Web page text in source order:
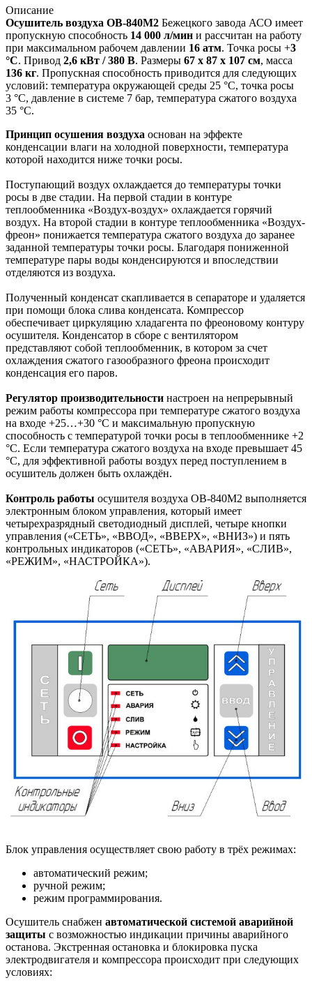
Описание
Осушитель воздуха ОВ-840М2 Бежецкого завода АСО имеет
пропускную способность 14 000 л/мин и рассчитан на работу
при максимальном рабочем давлении 16 атм. Точка росы +3
°C. Привод 2,6 кВт / 380 В. Размеры 67 х 87 х 107 см, масса
136 кг. Пропускная способность приводится для следующих
условий: температура окружающей среды 25 °С, точка росы
3 °С, давление в системе 7 бар, температура сжатого воздуха
35 °С.
Принцип осушения воздуха основан на эффекте
конденсации влаги на холодной поверхности, температура
которой находится ниже точки росы.
Поступающий воздух охлаждается до температуры точки
росы в две стадии. На первой стадии в контуре
теплообменника «Воздух-воздух» охлаждается горячий
воздух. На второй стадии в контуре теплообменника «Воздух-
фреон» понижается температура сжатого воздуха до заранее
заданной температуры точки росы. Благодаря пониженной
температуре пары воды конденсируются и впоследствии
отделяются из воздуха.
Полученный конденсат скапливается в сепараторе и удаляется
при помощи блока слива конденсата. Компрессор
обеспечивает циркуляцию хладагента по фреоновому контуру
осушителя. Конденсатор в сборе с вентилятором
представляют собой теплообменник, в котором за счет
охлаждения сжатого газообразного фреона происходит
конденсация его паров.
Регулятор производительности настроен на непрерывный
режим работы компрессора при температуре сжатого воздуха
на входе +25…+30 °С и максимальную пропускную
способность с температурой точки росы в теплообменнике +2
°С. Если температура сжатого воздуха на входе превышает 45
°С, для эффективной работы воздух перед поступлением в
осушитель должен быть охлаждён.
Контроль работы осушителя воздуха ОВ-840М2 выполняется
электронным блоком управления, который имеет
четырехразрядный светодиодный дисплей, четыре кнопки
управления («СЕТЬ», «ВВОД», «ВВЕРХ», «ВНИЗ») и пять
контрольных индикаторов («СЕТЬ», «АВАРИЯ», «СЛИВ»,
«РЕЖИМ», «НАСТРОЙКА»).
Блок управления осуществляет свою работу в трёх режимах:
автоматический режим;
ручной режим;
режим программирования.
Осушитель снабжен автоматической системой аварийной
защиты с возможностью индикации причины аварийного
останова. Экстренная остановка и блокировка пуска
электродвигателя и компрессора происходит при следующих
условиях: